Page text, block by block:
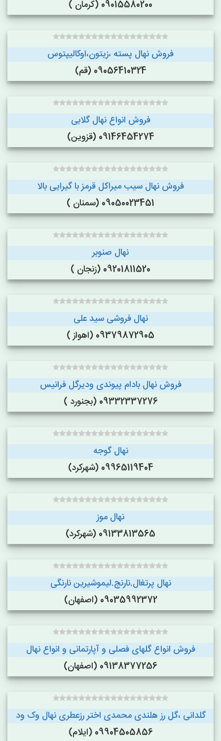
09015580200 (کرمان )
فروش نهال پسته ،زیتون،اوکالیپتوس
09056410324 (قم)
فروش انواع نهال گلابی
09146454274 (قزوین)
فروش نهال سیب میراکل قرمز با گیرایی بالا
09050023451 (سمنان )
نهال صنوبر
09201811520 (زنجان )
نهال فروشی سید علی
09379872905 (اهواز )
فروش نهال بادام پیوندی ودیرگل فرانیس
09332337276 (بجنورد )
نهال گوجه
09965119404 (شهرکرد)
نهال موز
09133813565 (شهرکرد)
نهال پرتغال.نارنج.لیموشیرین نارنگی
09035992372 (اصفهان)
فروش انواع گلهای فصلی و آپارتمانی و انواع نهال
09138377256 (اصفهان)
گلدانی ،گل رز هلندی محمدی اختر رزعطری نهال وک ود
09904505856 (ایلام)